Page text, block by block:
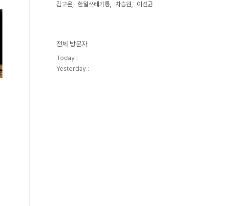
김고은
한일쓰레기통 차승원 이선균
전체 방문자
Today :
Yesterday :